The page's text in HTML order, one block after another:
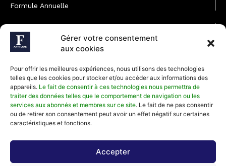
Gérer votre consentement
aux cookies
Pour offrir les meilleures expériences, nous utilisons des technologies
telles que les cookies pour stocker et/ou accéder aux informations des
appareils. Le fait de consentir à ces technologies nous permettra de
traiter des données telles que le comportement de navigation ou les
services aux abonnés et membres sur ce site. Le fait de ne pas consentir
ou de retirer son consentement peut avoir un effet négatif sur certaines
caractéristiques et fonctions.
Accepter
Formule Annuelle
JOINDRE L'ÉQUIPE
Rédaction
Développement commercial
Communiquer avec Forbes Afrique
Média Kit 2026
Abonnez-vous à la newsletter de Forbes Afrique et recevez